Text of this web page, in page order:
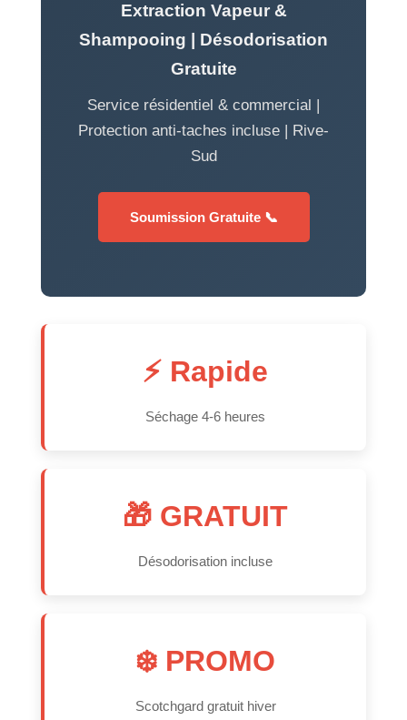
Extraction Vapeur &
Shampooing | Désodorisation
Gratuite
Service résidentiel & commercial |
Protection anti-taches incluse | Rive-
Sud
Soumission Gratuite 📞
⚡ Rapide
Séchage 4-6 heures
🎁 GRATUIT
Désodorisation incluse
❄️ PROMO
Scotchgard gratuit hiver